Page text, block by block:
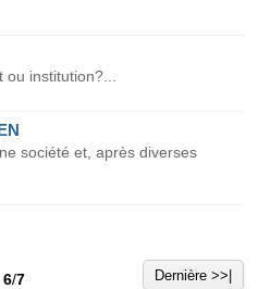
institution?...
société et, après diverses
6/7
Dernière >>|